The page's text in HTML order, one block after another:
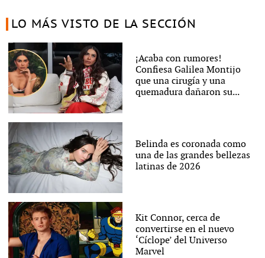
LO MÁS VISTO DE LA SECCIÓN
¡Acaba con rumores!
Confiesa Galilea Montijo
que una cirugía y una
quemadura dañaron su...
Belinda es coronada como
una de las grandes bellezas
latinas de 2026
Kit Connor, cerca de
convertirse en el nuevo
‘Cíclope’ del Universo
Marvel